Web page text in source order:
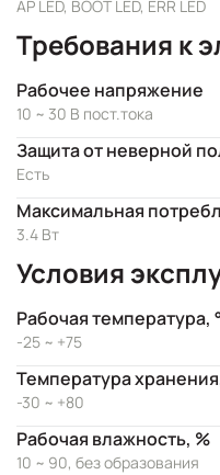
AP LED, BOOT LED, ERR LED
Требования к
Рабочее напряжение
10 ~ 30 В пост.тока
Защита от неверной
Есть
Максимальная
3.4 Вт
Условия
Рабочая температура,
-25 ~ +75
Температура
-30 ~ +80
Рабочая влажность, %
10 ~ 90, без образования